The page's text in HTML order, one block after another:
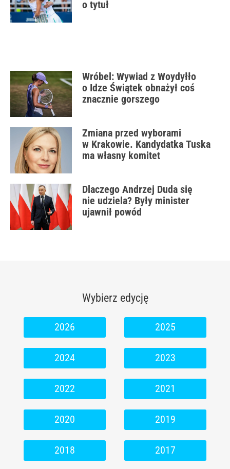
o tytuł
Wróbel: Wywiad z Woydyłło
o Idze Świątek obnażył coś
znacznie gorszego
Zmiana przed wyborami
w Krakowie. Kandydatka Tuska
ma własny komitet
Dlaczego Andrzej Duda się
nie udziela? Były minister
ujawnił powód
Wybierz edycję
2026 2025
2024 2023
2022 2021
2020 2019
2018 2017